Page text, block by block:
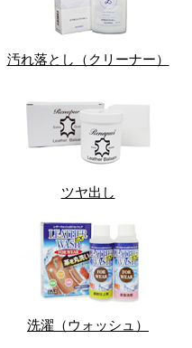
汚れ落とし（クリーナー）
ツヤ出し
洗濯（ウォッシュ）